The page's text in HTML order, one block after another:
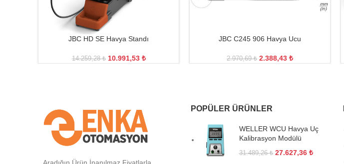
JBC HD SE Havya Standı
14.259,28₺ 10.991,53 ₺
JBC C245 906 Havya Ucu
2.970,69₺ 2.388,43 ₺
Aradığın Ürün İnanılmaz Fiyatlarla
POPÜLER ÜRÜNLER
WELLER WCU Havya Uç
Kalibrasyon Modülü
31.489,26₺ 27.627,36 ₺